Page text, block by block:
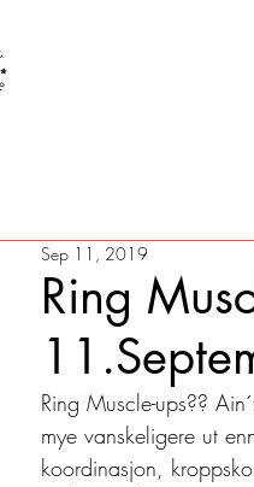
Ring
Sep 11, 2019
Ring Muscle-ups??
mye vanskeligere ut
koordinasjon,